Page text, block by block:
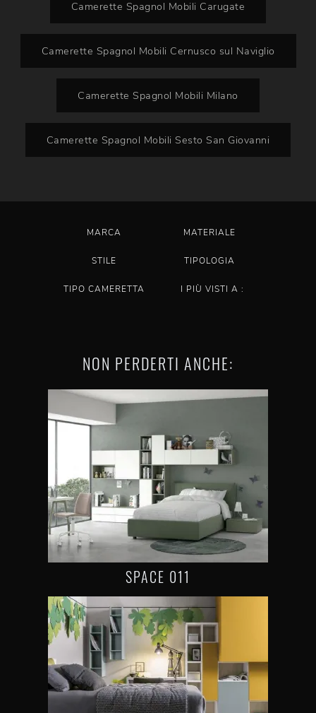
Camerette Spagnol Mobili Carugate
Camerette Spagnol Mobili Cernusco sul Naviglio
Camerette Spagnol Mobili Milano
Camerette Spagnol Mobili Sesto San Giovanni
MARCA MATERIALE
STILE TIPOLOGIA
TIPO CAMERETTA I PIÙ VISTI A :
NON PERDERTI ANCHE:
SPACE 011